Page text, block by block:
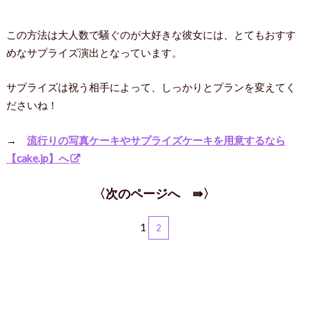
この方法は大人数で騒ぐのが大好きな彼女には、とてもおすす
めなサプライズ演出となっています。
サプライズは祝う相手によって、しっかりとプランを変えてく
ださいね！
→ 流行りの写真ケーキやサプライズケーキを用意するなら
【cake.jp】へ
〈次のページへ ⇛〉
1 2